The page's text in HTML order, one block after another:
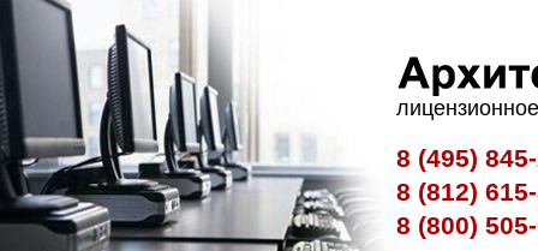
8 (495)
8 (812)
8 (800)